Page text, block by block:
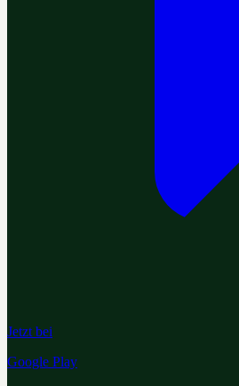
Jetzt bei
Google Play